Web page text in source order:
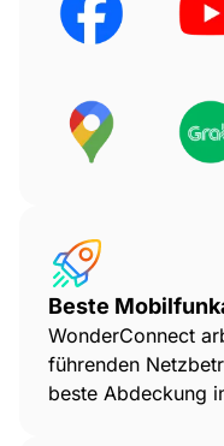
Beste
WonderConnect
führenden
beste Abdeckung